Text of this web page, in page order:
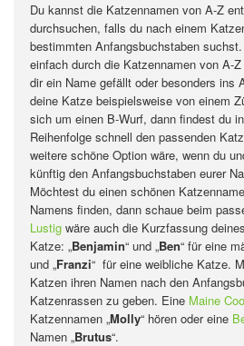
Du kannst die Katzennamen von A-Z
durchsuchen, falls du nach einem
bestimmten Anfangsbuchstaben
einfach durch die Katzennamen von A-
dir ein Name gefällt oder besonders ins
deine Katze beispielsweise von einem
sich um einen B-Wurf, dann findest du
Reihenfolge schnell den passenden
weitere schöne Option wäre, wenn du
künftig den Anfangsbuchstaben eurer
Möchtest du einen schönen
Namens finden, dann schaue beim
Lustig wäre auch die Kurzfassung
Katze: „Benjamin“ und „Ben“ für eine
und „Franzi“ für eine weibliche Katze.
Katzen ihren Namen nach den
Katzenrassen zu geben. Eine Maine
Katzennamen „Molly“ hören oder eine
Namen „Brutus“.